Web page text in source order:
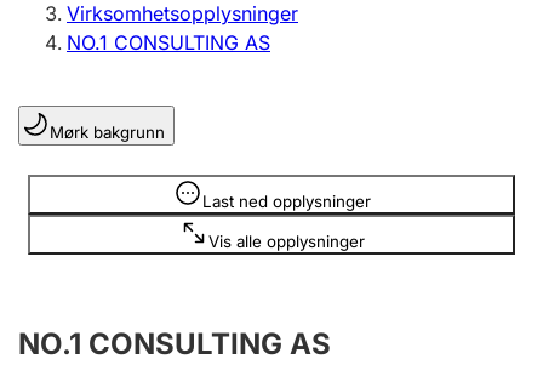
Enkeltpersonforetak
Registrere, endre, slette
Lag og forening
Registrere, endre, slette
Årsregnskap
Virksomhetsopplysninger
NO.1 CONSULTING AS
Mørk bakgrunn
Last ned opplysninger
Vis alle opplysninger
Opplysninger er skjult
NO.1 CONSULTING AS